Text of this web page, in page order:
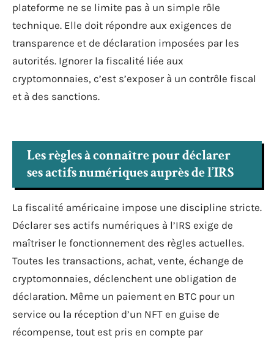
plateforme ne se limite pas à un simple rôle
technique. Elle doit répondre aux exigences de
transparence et de déclaration imposées par les
autorités. Ignorer la fiscalité liée aux
cryptomonnaies, c’est s’exposer à un contrôle fiscal
et à des sanctions.
Les règles à connaître pour déclarer
ses actifs numériques auprès de l’IRS
La fiscalité américaine impose une discipline stricte.
Déclarer ses actifs numériques à l’IRS exige de
maîtriser le fonctionnement des règles actuelles.
Toutes les transactions, achat, vente, échange de
cryptomonnaies, déclenchent une obligation de
déclaration. Même un paiement en BTC pour un
service ou la réception d’un NFT en guise de
récompense, tout est pris en compte par